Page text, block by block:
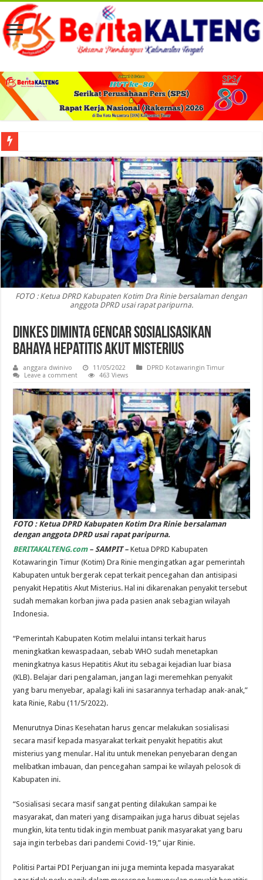
Viral! Selama Dua Bulan Lebih Siltap Serta Tunjangan Pemdes dan BPD di
FOTO : Ketua DPRD Kabupaten Kotim Dra Rinie bersalaman dengan
anggota DPRD usai rapat paripurna.
Dinkes Diminta Gencar Sosialisasikan
Bahaya Hepatitis Akut Misterius
anggara dwinivo 11/05/2022
DPRD Kotawaringin Timur
Leave a comment
463 Views
FOTO : Ketua DPRD Kabupaten Kotim Dra Rinie bersalaman
dengan anggota DPRD usai rapat paripurna.
BERITAKALTENG.com– SAMPIT– Ketua DPRD Kabupaten
Kotawaringin Timur (Kotim) Dra Rinie mengingatkan agar pemerintah
Kabupaten untuk bergerak cepat terkait pencegahan dan antisipasi
penyakit Hepatitis Akut Misterius. Hal ini dikarenakan penyakit tersebut
sudah memakan korban jiwa pada pasien anak sebagian wilayah
Indonesia.
“Pemerintah Kabupaten Kotim melalui intansi terkait harus
meningkatkan kewaspadaan, sebab WHO sudah menetapkan
meningkatnya kasus Hepatitis Akut itu sebagai kejadian luar biasa
(KLB). Belajar dari pengalaman, jangan lagi meremehkan penyakit
yang baru menyebar, apalagi kali ini sasarannya terhadap anak-anak,”
kata Rinie, Rabu (11/5/2022).
Menurutnya Dinas Kesehatan harus gencar melakukan sosialisasi
secara masif kepada masyarakat terkait penyakit hepatitis akut
misterius yang menular. Hal itu untuk menekan penyebaran dengan
melibatkan imbauan, dan pencegahan sampai ke wilayah pelosok di
Kabupaten ini.
“Sosialisasi secara masif sangat penting dilakukan sampai ke
masyarakat, dan materi yang disampaikan juga harus dibuat sejelas
mungkin, kita tentu tidak ingin membuat panik masyarakat yang baru
saja ingin terbebas dari pandemi Covid-19,” ujar Rinie.
Politisi Partai PDI Perjuangan ini juga meminta kepada masyarakat